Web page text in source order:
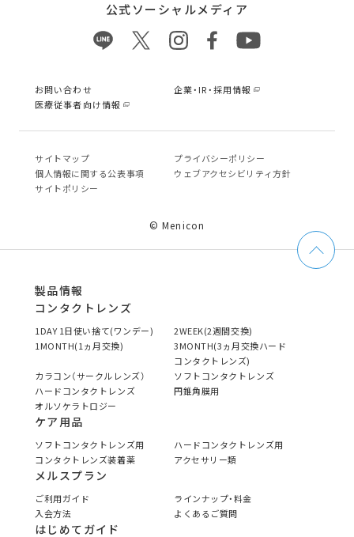
公式ソーシャルメディア
お問い合わせ
企業・IR・採用情報
医療従事者向け情報
サイトマップ
プライバシーポリシー
個⼈情報に関する公表事項
ウェブアクセシビリティ方針
サイトポリシー
© Menicon
製品情報
コンタクトレンズ
1DAY 1日使い捨て(ワンデー)
2WEEK(2週間交換)
1MONTH(1ヵ月交換)
3MONTH(3ヵ月交換ハード
コンタクトレンズ)
カラコン（サークルレンズ）
ソフトコンタクトレンズ
ハードコンタクトレンズ
円錐角膜用
オルソケラトロジー
ケア用品
ソフトコンタクトレンズ用
ハードコンタクトレンズ用
コンタクトレンズ装着薬
アクセサリー類
メルスプラン
ご利用ガイド
ラインナップ・料金
入会方法
よくあるご質問
はじめてガイド